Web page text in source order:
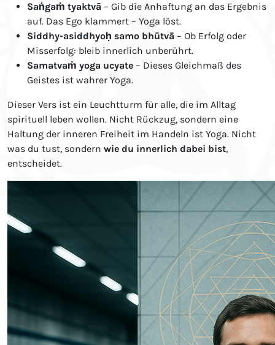
Saṅgaṁ tyaktvā – Gib die Anhaftung an das Ergebnis
auf. Das Ego klammert – Yoga löst.
Siddhy-asiddhyoḥ samo bhūtvā – Ob Erfolg oder
Misserfolg: bleib innerlich unberührt.
Samatvaṁ yoga ucyate – Dieses Gleichmaß des
Geistes ist wahrer Yoga.
Dieser Vers ist ein Leuchtturm für alle, die im Alltag
spirituell leben wollen. Nicht Rückzug, sondern eine
Haltung der inneren Freiheit im Handeln ist Yoga. Nicht
was du tust, sondern wie du innerlich dabei bist,
entscheidet.